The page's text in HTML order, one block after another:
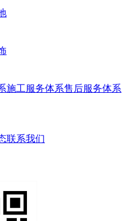
施工服务体系售后服务体系
联系我们